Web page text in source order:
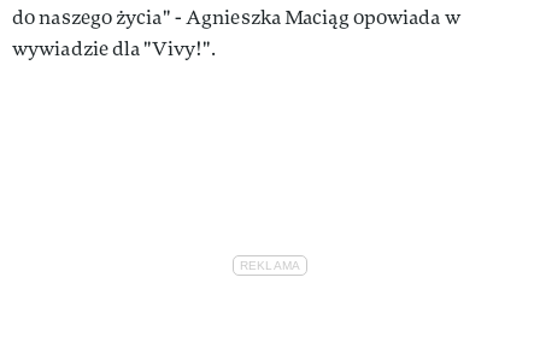
do naszego życia" - Agnieszka Maciąg opowiada w
wywiadzie dla "Vivy!".